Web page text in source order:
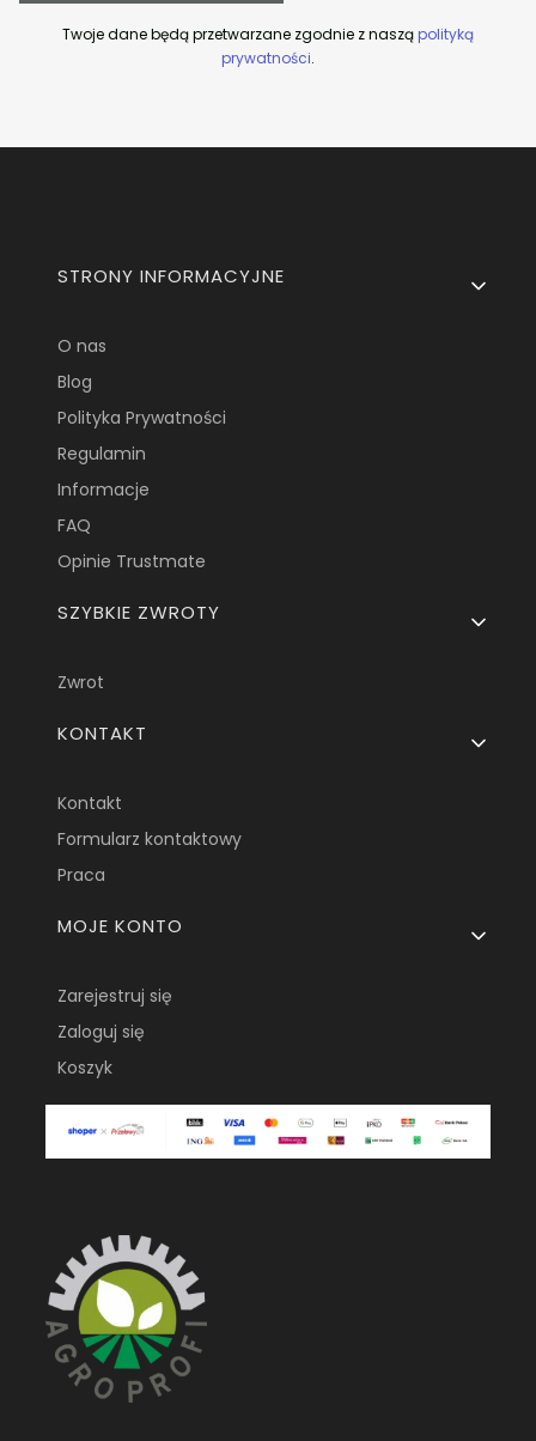
Twoje dane będą przetwarzane zgodnie z nasząpolityką
prywatności.
Linki w stopce
STRONY INFORMACYJNE
O nas
Blog
Polityka Prywatności
Regulamin
Informacje
FAQ
Opinie Trustmate
SZYBKIE ZWROTY
Zwrot
KONTAKT
Kontakt
Formularz kontaktowy
Praca
MOJE KONTO
Zarejestruj się
Zaloguj się
Koszyk